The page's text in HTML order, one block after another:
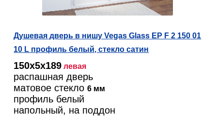
Душевая дверь в нишу Vegas Glass EP F 2 150 01
10 L профиль белый, стекло сатин
150х5х189 левая
распашная дверь
матовое стекло6 мм
профиль белый
напольный, на поддон